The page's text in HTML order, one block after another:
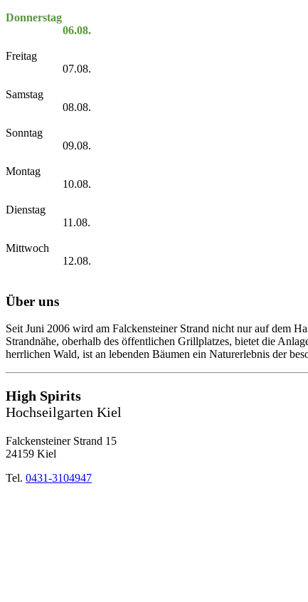
Donnerstag
06.08.
Freitag
07.08.
Samstag
08.08.
Sonntag
09.08.
Montag
10.08.
Dienstag
11.08.
Mittwoch
12.08.
Über uns
Seit Juni 2006 wird am Falckensteiner Strand nicht nur auf dem
Strandnähe, oberhalb des öffentlichen Grillplatzes, bietet die
herrlichen Wald, ist an lebenden Bäumen ein Naturerlebnis der
High Spirits
Hochseilgarten Kiel
Falckensteiner Strand 15
24159 Kiel
Tel. 0431-3104947